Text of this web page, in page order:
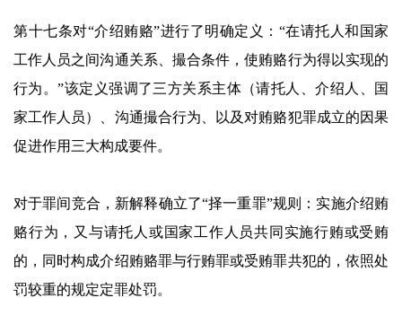
第十七条对“介绍贿赂”进行了明确定义：“在请托人和国家
工作人员之间沟通关系、撮合条件，使贿赂行为得以实现的
行为。”该定义强调了三方关系主体（请托人、介绍人、国
家工作人员）、沟通撮合行为、以及对贿赂犯罪成立的因果
促进作用三大构成要件。
对于罪间竞合，新解释确立了“择一重罪”规则：实施介绍贿
赂行为，又与请托人或国家工作人员共同实施行贿或受贿
的，同时构成介绍贿赂罪与行贿罪或受贿罪共犯的，依照处
罚较重的规定定罪处罚。